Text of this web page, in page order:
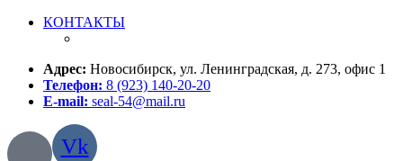
КОНТАКТЫ
Адрес: Новосибирск, ул. Ленинградская, д. 273, офис 1
Телефон: 8 (923) 140-20-20
E-mail: seal-54@mail.ru
Vk